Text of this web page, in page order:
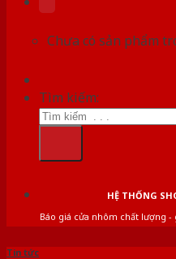
Chưa có sản phẩm
Tìm kiếm:
HỆ THỐNG
Báo giá cửa nhôm chất lượng -
Tin tức